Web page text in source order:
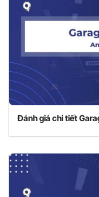
Đánh giá chi tiết